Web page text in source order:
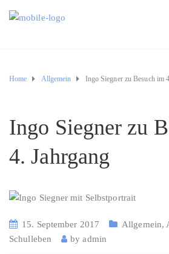
Home Allgemein Ingo Siegner zu Besuch im
Ingo Siegner zu
4. Jahrgang
15. September 2017 Allgemein,
Schulleben
byadmin